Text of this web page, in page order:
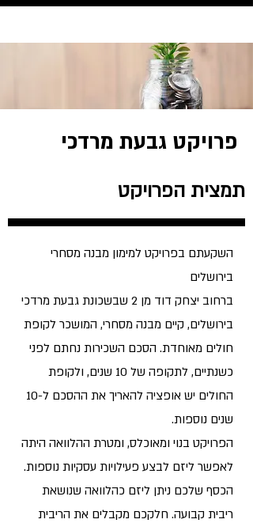
פרויקט גבעת מרדכי
תמצית הפרויקט
השקעתם בפרויקט למימון מבנה מסחרי
בירושלים
ברחוב יצחק דוד מן 2 שבשכונת גבעת מרדכי
בירושלים, קיים מבנה מסחרי, המושכר לקופת
חולים מאוחדת. הסכם השכירות נחתם לפני
כשנתיים, לתקופה של 10 שנים, ולקופת
החולים יש אופציה להאריך את ההסכם ל-10
שנים נוספות.
הפרויקט בנוי ומאוכלס, ומטרת ההלוואה היתה
לאפשר ליזם לבצע פעילויות עסקיות נוספות.
הכסף שלכם ניתן ליזם כהלוואה שנושאת
ריבית קבועה. חלקכם מקבלים את הריבית